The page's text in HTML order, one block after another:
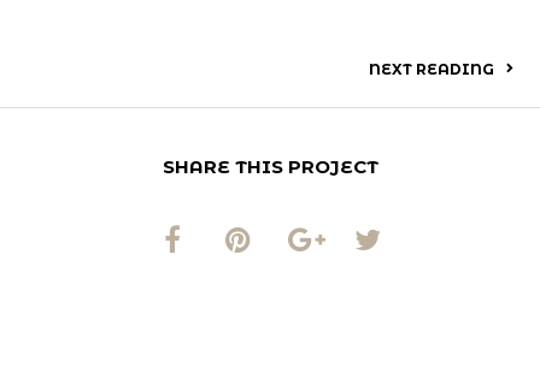
NEXT READING
SHARE THIS PROJECT